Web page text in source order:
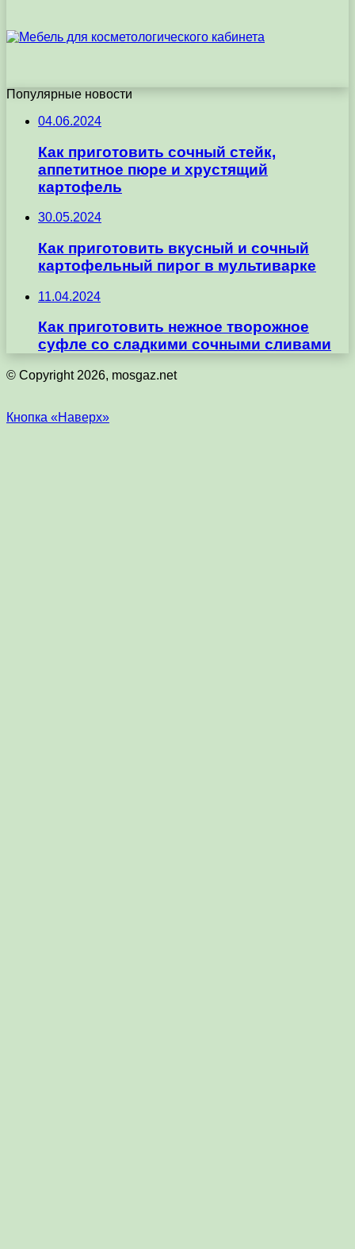
Популярные новости
04.06.2024
Как приготовить сочный стейк,
аппетитное пюре и хрустящий
картофель
30.05.2024
Как приготовить вкусный и сочный
картофельный пирог в мультиварке
11.04.2024
Как приготовить нежное творожное
суфле со сладкими сочными сливами
© Copyright 2026, mosgaz.net
Кнопка «Наверх»